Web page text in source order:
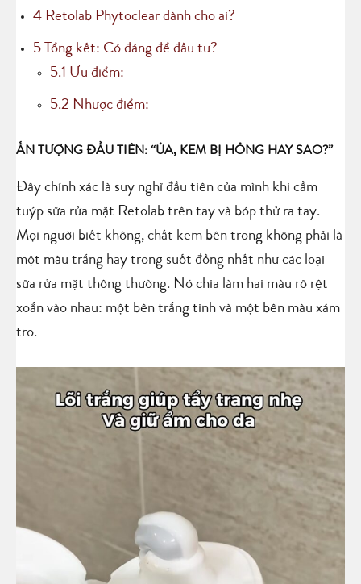
4 Retolab Phytoclear dành cho ai?
5 Tổng kết: Có đáng để đầu tư?
5.1 Ưu điểm:
5.2 Nhược điểm:
ẤN TƯỢNG ĐẦU TIÊN: “ỦA, KEM BỊ HỎNG HAY SAO?”
Đây chính xác là suy nghĩ đầu tiên của mình khi cầm
tuýp sữa rửa mặt Retolab trên tay và bóp thử ra tay.
Mọi người biết không, chất kem bên trong không phải là
một màu trắng hay trong suốt đồng nhất như các loại
sữa rửa mặt thông thường. Nó chia làm hai màu rõ rệt
xoắn vào nhau: một bên trắng tinh và một bên màu xám
tro.